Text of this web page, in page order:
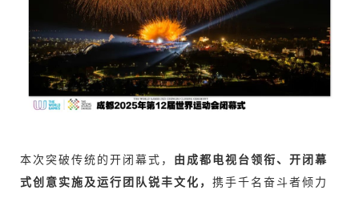
本次突破传统的开闭幕式， 由成都电视台领衔、开闭幕
式创意实施及运行团队锐丰文化， 携手千名奋斗者倾力